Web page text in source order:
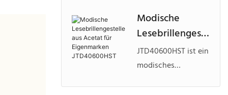
onen.
und
kundenspezifische
optische
Kollektionen
für Erwachsene mit
hochwertigen
Acetatfronten und
leichten,
Modische
Lesebrillengest
elle aus Acetat
für
JTD40600HST ist ein
modisches